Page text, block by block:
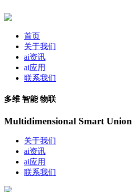
首页
关于我们
ai资讯
ai应用
联系我们
多维 智能 物联
Multidimensional Smart Union
关于我们
ai资讯
ai应用
联系我们